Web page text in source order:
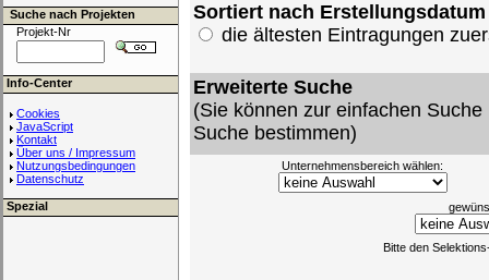
Suche nach Projekten
Projekt-Nr
Info-Center
Cookies
JavaScript
Kontakt
Über uns / Impressum
Nutzungsbedingungen
Datenschutz
Spezial
Sortiert nach Erstellungsdatum
die ältesten Eintragungen
Erweiterte Suche
(Sie können zur einfachen
Suche bestimmen)
Unternehmensbereich wählen:
Bitte den